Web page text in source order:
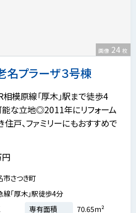
名プラーザ３号棟
画像 24 枚
模原線「厚木」駅まで徒歩4
能な立地◎2011年にリフォーム
戸、ファミリーにもおすすめで
市さつき町
「厚木」駅徒歩4分
専有面積
70.65m²